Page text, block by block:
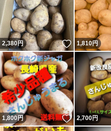
2,380円 いいね！
1,810円
1,800 円 いいね！
2,700円